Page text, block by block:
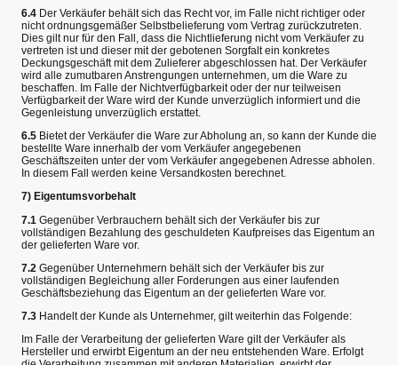
6.4 Der Verkäufer behält sich das Recht vor, im Falle nicht richtiger oder
nicht ordnungsgemäßer Selbstbelieferung vom Vertrag zurückzutreten.
Dies gilt nur für den Fall, dass die Nichtlieferung nicht vom Verkäufer zu
vertreten ist und dieser mit der gebotenen Sorgfalt ein konkretes
Deckungsgeschäft mit dem Zulieferer abgeschlossen hat. Der Verkäufer
wird alle zumutbaren Anstrengungen unternehmen, um die Ware zu
beschaffen. Im Falle der Nichtverfügbarkeit oder der nur teilweisen
Verfügbarkeit der Ware wird der Kunde unverzüglich informiert und die
Gegenleistung unverzüglich erstattet.
6.5 Bietet der Verkäufer die Ware zur Abholung an, so kann der Kunde die
bestellte Ware innerhalb der vom Verkäufer angegebenen
Geschäftszeiten unter der vom Verkäufer angegebenen Adresse abholen.
In diesem Fall werden keine Versandkosten berechnet.
7) Eigentumsvorbehalt
7.1 Gegenüber Verbrauchern behält sich der Verkäufer bis zur
vollständigen Bezahlung des geschuldeten Kaufpreises das Eigentum an
der gelieferten Ware vor.
7.2 Gegenüber Unternehmern behält sich der Verkäufer bis zur
vollständigen Begleichung aller Forderungen aus einer laufenden
Geschäftsbeziehung das Eigentum an der gelieferten Ware vor.
7.3 Handelt der Kunde als Unternehmer, gilt weiterhin das Folgende:
Im Falle der Verarbeitung der gelieferten Ware gilt der Verkäufer als
Hersteller und erwirbt Eigentum an der neu entstehenden Ware. Erfolgt